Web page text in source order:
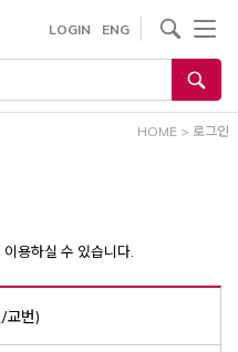
LOGIN ENG
HOME > 로그인
용하실 수 있습니다.
교번)